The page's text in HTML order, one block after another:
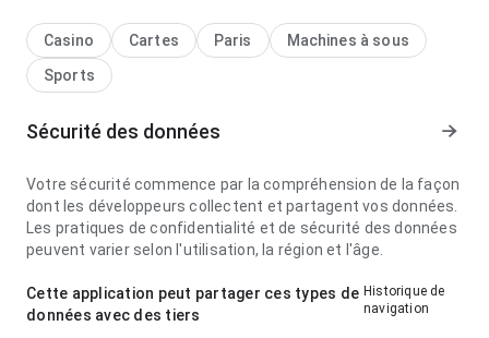
Casino Cartes Paris
Machines à sous
Sports
Sécurité des données
Votre sécurité commence par la compréhension de la façon
dont les développeurs collectent et partagent vos données.
Les pratiques de confidentialité et de sécurité des données
peuvent varier selon l'utilisation, la région et l'âge.
Cette application peut partager ces types de
données avec des tiers
Historique de
navigation